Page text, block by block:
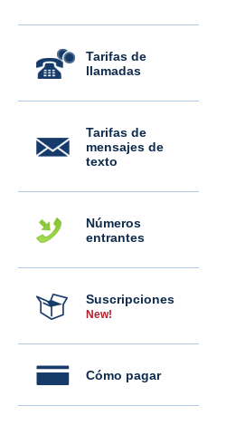
Tarifas de
llamadas
Tarifas de
mensajes de
texto
Números
entrantes
Suscripciones
New!
Cómo pagar